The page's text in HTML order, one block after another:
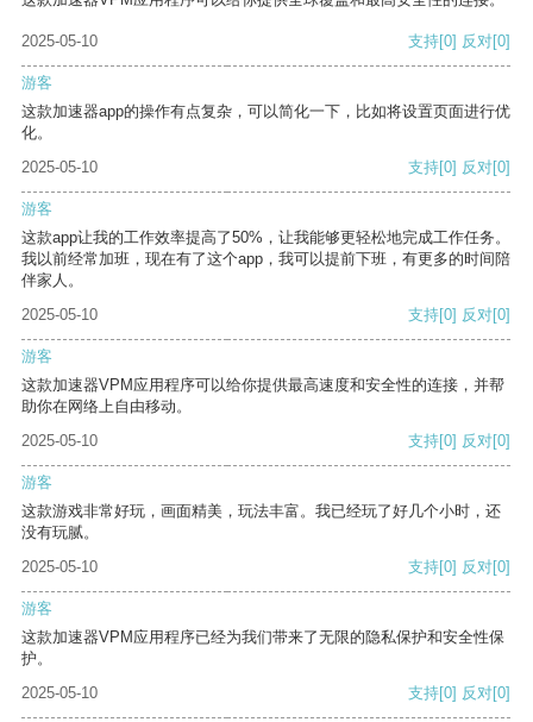
2025-05-10 支持[0] 反对[0]
游客
这款加速器app的操作有点复杂，可以简化一下，比如将设置页面进行优
化。
2025-05-10
支持[0] 反对[0]
游客
这款app让我的工作效率提高了50%，让我能够更轻松地完成工作任务。
我以前经常加班，现在有了这个app，我可以提前下班，有更多的时间陪
伴家人。
2025-05-10
支持[0] 反对[0]
游客
这款加速器VPM应用程序可以给你提供最高速度和安全性的连接，并帮
助你在网络上自由移动。
2025-05-10
支持[0] 反对[0]
游客
这款游戏非常好玩，画面精美，玩法丰富。我已经玩了好几个小时，还
没有玩腻。
2025-05-10
支持[0] 反对[0]
游客
这款加速器VPM应用程序已经为我们带来了无限的隐私保护和安全性保
护。
2025-05-10
支持[0] 反对[0]